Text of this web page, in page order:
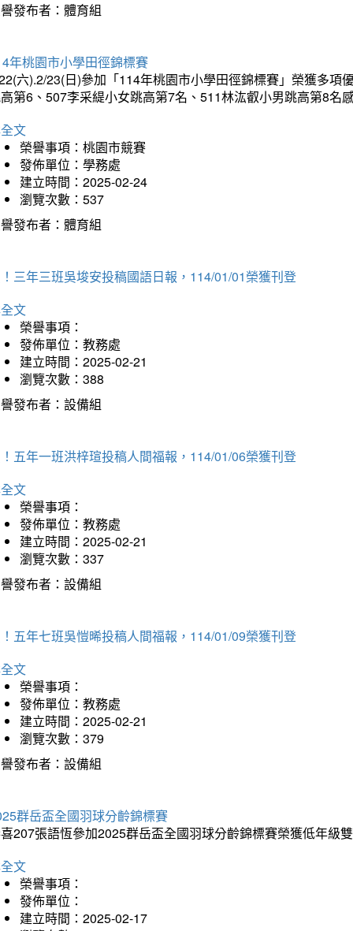
發布者：體育組
年桃園市小學田徑錦標賽
六).2/23(日)參加「114年桃園市小學田徑錦標賽」榮獲多
第6、507李采緹小女跳高第7名、511林汯叡小男跳高第8名
文
榮譽事項：桃園市競賽
發佈單位：學務處
建立時間：2025-02-24
瀏覽次數：537
發布者：體育組
三年三班吳埈安投稿國語日報，114/01/01榮獲刊登
文
榮譽事項：
發佈單位：教務處
建立時間：2025-02-21
瀏覽次數：388
發布者：設備組
五年一班洪梓瑄投稿人間福報，114/01/06榮獲刊登
文
榮譽事項：
發佈單位：教務處
建立時間：2025-02-21
瀏覽次數：337
發布者：設備組
五年七班吳愷晞投稿人間福報，114/01/09榮獲刊登
文
榮譽事項：
發佈單位：教務處
建立時間：2025-02-21
瀏覽次數：379
發布者：設備組
群岳盃全國羽球分齡錦標賽
207張語恆參加2025群岳盃全國羽球分齡錦標賽榮獲低年級
文
榮譽事項：
發佈單位：
建立時間：2025-02-17